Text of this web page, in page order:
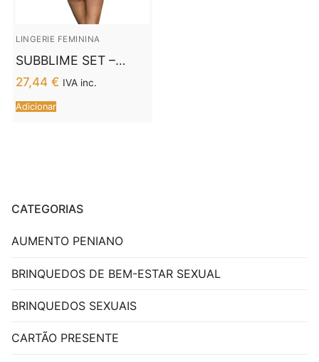
LINGERIE FEMININA
SUBBLIME SET –
CONJUNTO DUAS
PEÇAS SUTIÃ E
CALÇA L/XL
27,44 € IVA inc.
Adicionar
CATEGORIAS
AUMENTO PENIANO
BRINQUEDOS DE BEM-ESTAR SEXUAL
BRINQUEDOS SEXUAIS
CARTÃO PRESENTE